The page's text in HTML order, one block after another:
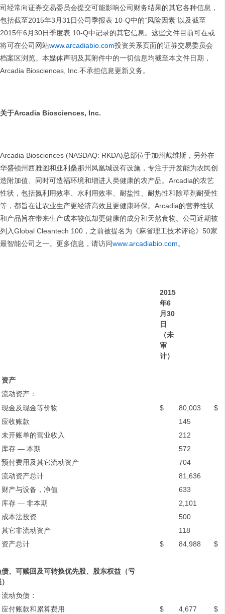
司经常向证券交易委员会提交可能影响公司财务结果的其它各种信息，
包括截至2015年3月31日公司季报表 10-Q中的“风险因素”以及截至
2015年6月30日季度表 10-Q中记录的其它信息。这些文件目前可在或
将可在公司网站www.arcadiabio.com投资关系页面的证券交易委员会
档案区浏览。本媒体声明及其附件中的一切信息均截至本文件日期，
Arcadia Biosciences, Inc.不承担信息更新义务。
关于Arcadia Biosciences, Inc.
Arcadia Biosciences (NASDAQ: RKDA)总部位于加州戴维斯，另外在
华盛顿州西雅图和亚利桑那州凤凰城设有设施，专注于开发能为农民创
造附加值、同时可造福环境和增进人类健康的农产品。Arcadia的农艺
性状，包括氮利用效率、水利用效率、耐盐性、耐热性和除草剂耐受性
等，都旨在让农业生产更经济高效且更健康环保。Arcadia的营养性状
和产品旨在带来生产成本较低却更健康的成分和天然食物。公司近期被
列入Global Cleantech 100，之前被提名为《麻省理工技术评论》50家
最智能公司之一。更多信息，请访问www.arcadiabio.com。
2015
年6
月 30
日
（未
审
计）
资产
流动资产：
现金及现金等价物
$ 80,003
$
应收账款
145
未开账单的营业收入
212
库存 — 本期
572
预付费用及其它流动资产
704
流动资产总计
81,636
财产与设备，净值
633
库存 — 非本期
2,101
成本法投资
500
其它非流动资产
118
资产总计
$ 84,988 $
债、可赎回及可转换优先股、股东权益（亏
流动负债：
应付账款和累算费用
$ 4,677
$